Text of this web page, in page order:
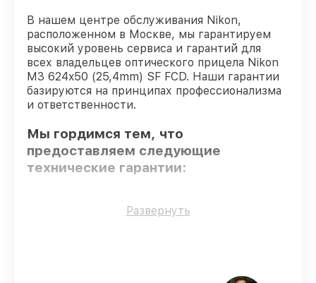
В нашем центре обслуживания Nikon,
расположенном в Москве, мы гарантируем
высокий уровень сервиса и гарантий для
всех владельцев оптического прицела Nikon
M3 624x50 (25,4mm) SF FCD. Наши гарантии
базируются на принципах профессионализма
и ответственности.
Мы гордимся тем, что
предоставляем следующие
технические гарантии:
Оригинальные детали– гарантируем
Развернуть